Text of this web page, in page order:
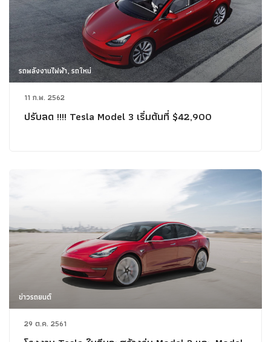
รถพลังงานไฟฟ้า, รถใหม่
11 ก.พ. 2562
ปรับลด !!!! Tesla Model 3 เริ่มต้นที่ $42,900
ข่าวรถยนต์
29 ต.ค. 2561